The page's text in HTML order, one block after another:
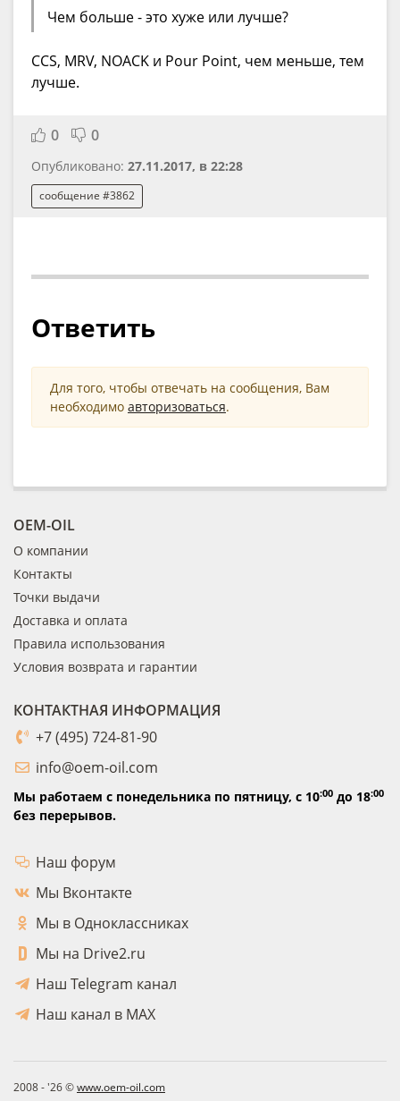
Чем больше - это хуже или лучше?
CCS, MRV, NOACK и Pour Point, чем меньше, тем
лучше.
0 0
Опубликовано: 27.11.2017, в 22:28
сообщение #3862
Ответить
Для того, чтобы отвечать на сообщения, Вам
необходимо авторизоваться.
OEM-OIL
О компании
Контакты
Точки выдачи
Доставка и оплата
Правила использования
Условия возврата и гарантии
КОНТАКТНАЯ ИНФОРМАЦИЯ
+7 (495) 724-81-90
info@oem-oil.com
Мы работаем с понедельника по пятницу, с 10:00 до 18:00
без перерывов.
Наш форум
Мы Вконтакте
Мы в Одноклассниках
Мы на Drive2.ru
Наш Telegram канал
Наш канал в MAX
2008 - '26 ©www.oem-oil.com